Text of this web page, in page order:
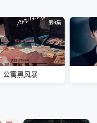
第9集
公寓黑风暴